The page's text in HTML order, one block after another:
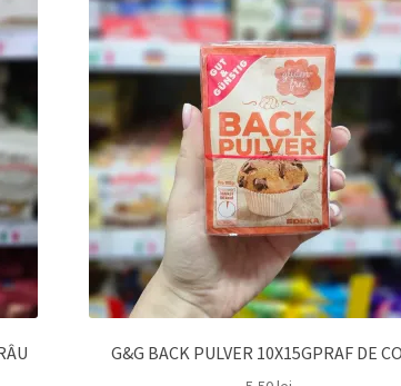
G&G BACK PULVER 10X15GPRAF DE